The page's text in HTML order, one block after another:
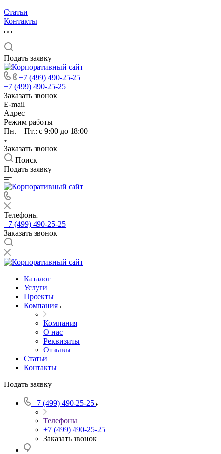
Статьи
Контакты
Подать заявку
+7 (499) 490-25-25
+7 (499) 490-25-25
Заказать звонок
E-mail
Адрес
Режим работы
Пн. – Пт.: с 9:00 до 18:00
Заказать звонок
Поиск
Подать заявку
Телефоны
+7 (499) 490-25-25
Заказать звонок
Каталог
Услуги
Проекты
Компания
Компания
О нас
Реквизиты
Отзывы
Статьи
Контакты
Подать заявку
+7 (499) 490-25-25
Телефоны
+7 (499) 490-25-25
Заказать звонок